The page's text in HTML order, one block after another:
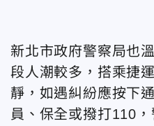
新北市政府警察局也
段人潮較多，搭乘捷
靜，如遇糾紛應按下
員、保全或撥打110